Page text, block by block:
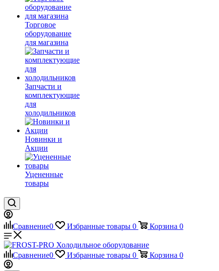
Торговое
оборудование
для магазина
Запчасти и
комплектующие
для
холодильников
Новинки и
Акции
Уцененные
товары
Сравнение0 Избранные товары 0 Корзина 0
Сравнение0 Избранные товары 0 Корзина 0